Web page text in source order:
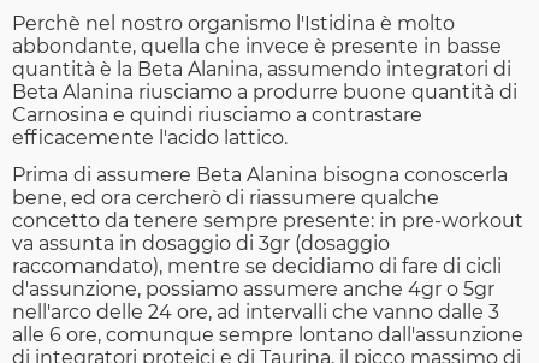
Perchè nel nostro organismo l'Istidina è molto
abbondante, quella che invece è presente in basse
quantità è la Beta Alanina, assumendo integratori di
Beta Alanina riusciamo a produrre buone quantità di
Carnosina e quindi riusciamo a contrastare
efficacemente l'acido lattico.
Prima di assumere Beta Alanina bisogna conoscerla
bene, ed ora cercherò di riassumere qualche
concetto da tenere sempre presente: in pre-workout
va assunta in dosaggio di 3gr (dosaggio
raccomandato), mentre se decidiamo di fare di cicli
d'assunzione, possiamo assumere anche 4gr o 5gr
nell'arco delle 24 ore, ad intervalli che vanno dalle 3
alle 6 ore, comunque sempre lontano dall'assunzione
di integratori proteici e di Taurina, il picco massimo di